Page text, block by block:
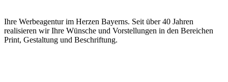
Ihre Werbeagentur im Herzen Bayerns. Seit über 40 Jahren
realisieren wir Ihre Wünsche und Vorstellungen in den Bereichen
Print, Gestaltung und Beschriftung.